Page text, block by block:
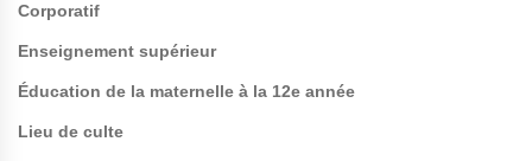
Corporatif
Enseignement supérieur
Éducation de la maternelle à la 12e année
Lieu de culte